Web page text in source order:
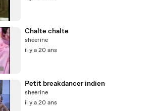
Chalte chalte
sheerine
il y a 20 ans
Petit breakdancer indien
sheerine
il y a 20 ans